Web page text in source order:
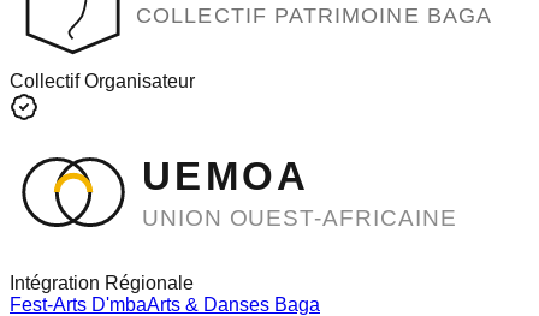
COLLECTIF PATRIMOINE BAGA
Collectif Organisateur
UEMOA
UNION OUEST-AFRICAINE
Intégration Régionale
Fest-Arts D'mbaArts & Danses Baga